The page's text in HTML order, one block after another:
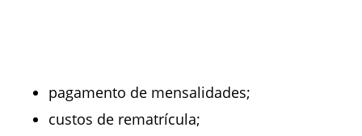
pagamento de mensalidades;
custos de rematrícula;